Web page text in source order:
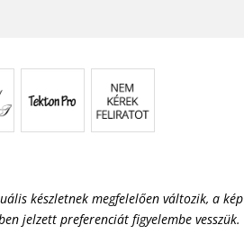
készletnek megfelelően változik, a kép
jelzett preferenciát figyelembe vesszük.